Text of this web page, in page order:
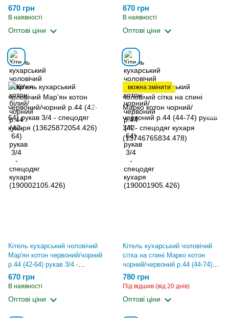
кухаря (190002105.426)
670 грн
В наявності
Оптові ціни
спецодяг кухаря
(190001905.426)
670 грн
В наявності
Оптові ціни
Кітель кухарський чоловічий
Мар'ян котон червоний/чорний
р.44 (42-64) рукав 3/4 -
спецодяг кухаря
(13625872054.426)
670 грн
В наявності
Оптові ціни
можна змінити
Кітель кухарський чоловічий
сітка на спині Марко котон
чорний/червоний р.44 (44-74)
рукав 3/4 - спецодяг кухаря
(13746765834.478)
780 грн
Під відшив (від 20 днів)
Оптові ціни